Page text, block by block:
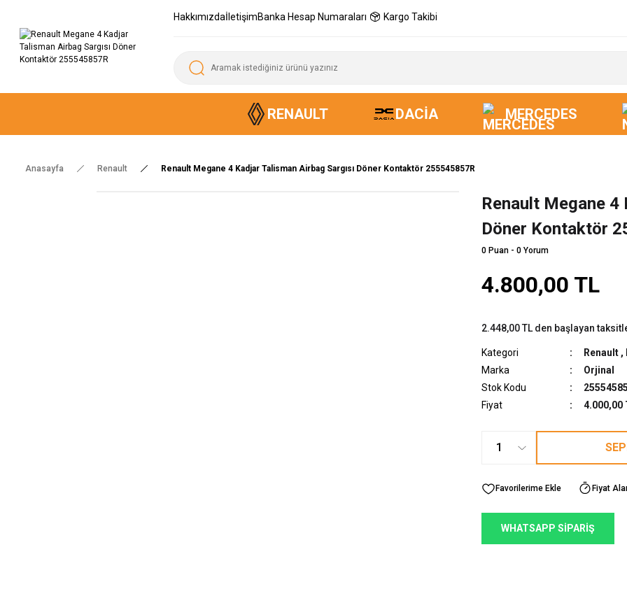
HakkımızdaİletişimBanka Hesap Numaraları Kargo Takibi
RENAULT DACIA MERCEDES
Anasayfa Renault Renault Megane 4 Kadjar Talisman Airbag Sargısı Döner Kontaktör 255545857R
Renault Megane 4
Döner Kontaktör
0 Puan - 0 Yorum
4.800,00 TL
2.448,00 TL den başlayan
Kategori Renault ,
Marka
Orjinal
Stok Kodu
Fiyat
4.000,00
Fiyat
WHATSAPP SİPARİŞ